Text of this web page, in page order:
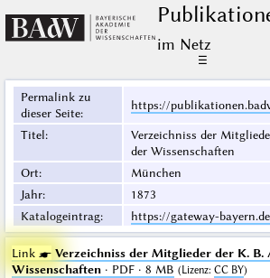
im Netz
☰
Permalink zu
dieser Seite:
https://
Titel:
Verzeichniss der
der Wissenschaften
Ort:
München
Jahr:
1873
Katalogeintrag: https://gateway-
Link ☛ Verzeichniss der Mitglieder der K. B.
Wissenschaften· PDF · 8 MB (Lizenz: CC BY)